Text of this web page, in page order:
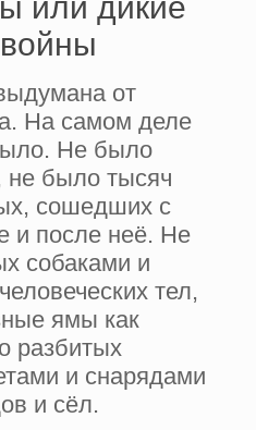
войны
от
На самом деле
Не было
не было тысяч
сошедших с
и после неё. Не
собаками и
тел,
ямы как
разбитых
и снарядами
и сёл.